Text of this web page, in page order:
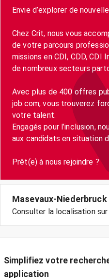
Envie d’explorer de
Chez Crit, nous vous
de votre parcours
missions en CDI, CDD, CDI
de nombreux secteurs
Avec plus de 400 offres
job.com, vous trouverez
votre talent.
Engagés pour l’inclusion,
aux candidats en situation
Masevaux-Niederbruck
Consulter la localisation
Simplifiez votre
application